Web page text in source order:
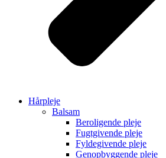
Hårpleje
Balsam
Beroligende pleje
Fugtgivende pleje
Fyldegivende pleje
Genopbyggende pleje